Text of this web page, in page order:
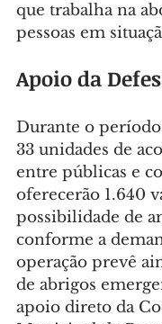
que trabalha na
pessoas em
Apoio da
Durante o
33 unidades de
entre públicas e
oferecerão 1.640
possibilidade de
conforme a
operação prevê
de abrigos
apoio direto da